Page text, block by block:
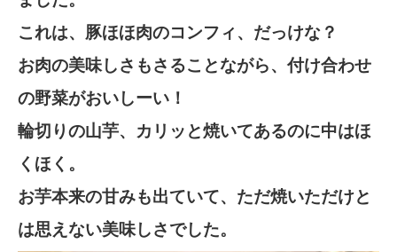
これは、豚ほほ肉のコンフィ、だっけな？
お肉の美味しさもさることながら、付け合わせ
の野菜がおいしーい！
輪切りの山芋、カリッと焼いてあるのに中はほ
くほく。
お芋本来の甘みも出ていて、ただ焼いただけと
は思えない美味しさでした。